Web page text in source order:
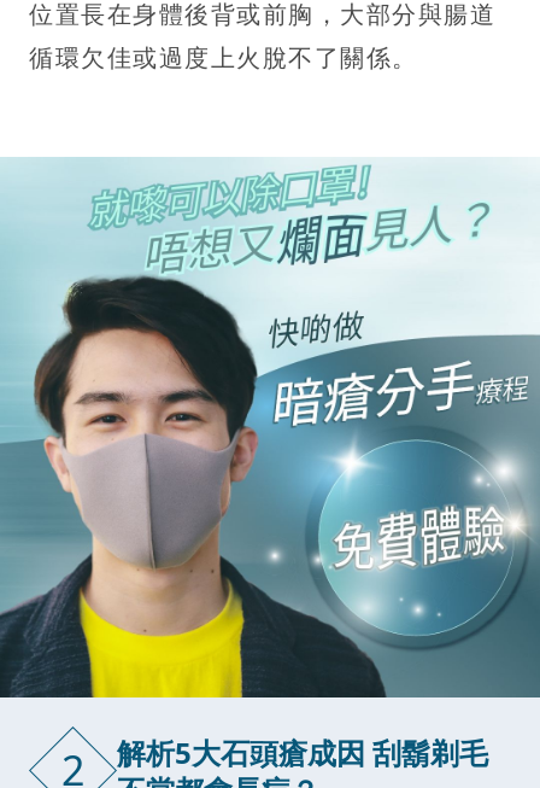
位置長在身體後背或前胸，大部分與腸道
循環欠佳或過度上火脫不了關係。
2
解析5大石頭瘡成因 刮鬍剃毛